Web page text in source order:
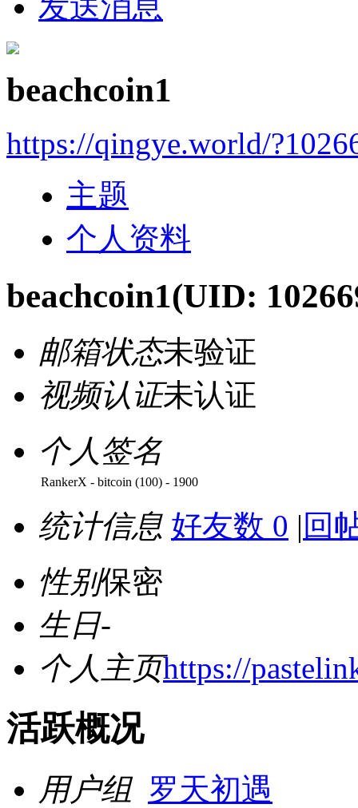
beachcoin1
https://qingye.world/
主题
个人资料
beachcoin1(UID:
邮箱状态未验证
视频认证未认证
个人签名
RankerX - bitcoin (100) - 1900
统计信息 好友数 0 | 回
性别保密
生日-
个人主页https://
活跃概况
用户组 罗天初遇